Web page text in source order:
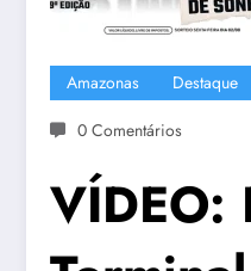
Amazonas Destaque
0 Comentários
VÍDEO: